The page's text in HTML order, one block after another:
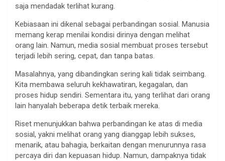
saja mendadak terlihat kurang.
Kebiasaan ini dikenal sebagai perbandingan sosial. Manusia
memang kerap menilai kondisi dirinya dengan melihat
orang lain. Namun, media sosial membuat proses tersebut
terjadi lebih sering, cepat, dan tanpa batas.
Masalahnya, yang dibandingkan sering kali tidak seimbang.
Kita membawa seluruh kekhawatiran, kegagalan, dan
proses hidup sendiri. Sementara itu, yang terlihat dari orang
lain hanyalah beberapa detik terbaik mereka.
Riset menunjukkan bahwa perbandingan ke atas di media
sosial, yakni melihat orang yang dianggap lebih sukses,
menarik, atau bahagia, berkaitan dengan menurunnya rasa
percaya diri dan kepuasan hidup. Namun, dampaknya tidak